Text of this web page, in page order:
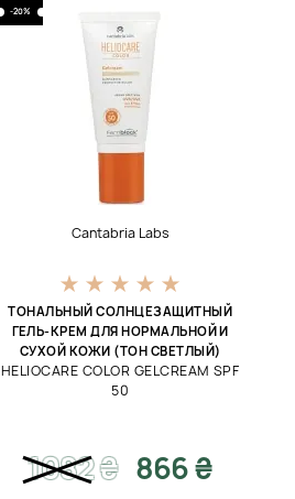
-20%
Cantabria Labs
ТОНАЛЬНЫЙ СОЛНЦЕЗАЩИТНЫЙ
ГЕЛЬ-КРЕМ ДЛЯ НОРМАЛЬНОЙ И
СУХОЙ КОЖИ (ТОН СВЕТЛЫЙ)
HELIOCARE COLOR GELCREAM SPF
50
1082₴ 866 ₴